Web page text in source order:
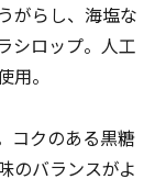
がらし、海塩な
シロップ。人工
。
コクのある黒糖
のバランスがよ